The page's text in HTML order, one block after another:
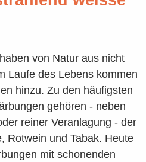
von Natur aus nicht
Laufe des Lebens kommen
hinzu. Zu den häufigsten
gehören - neben
reiner Veranlagung - der
Rotwein und Tabak. Heute
mit schonenden